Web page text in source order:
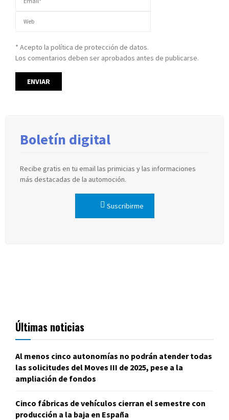
* Acepto la política de protección de datos.
Los comentarios deben ser aprobados antes de publicarse.
Boletín digital
Recibe gratis en tu email las primicias y las informaciones
más destacadas de la automoción.
Suscribirme
Últimas noticias
Al menos cinco autonomías no podrán atender todas
las solicitudes del Moves III de 2025, pese a la
ampliación de fondos
Cinco fábricas de vehículos cierran el semestre con
producción a la baja en España